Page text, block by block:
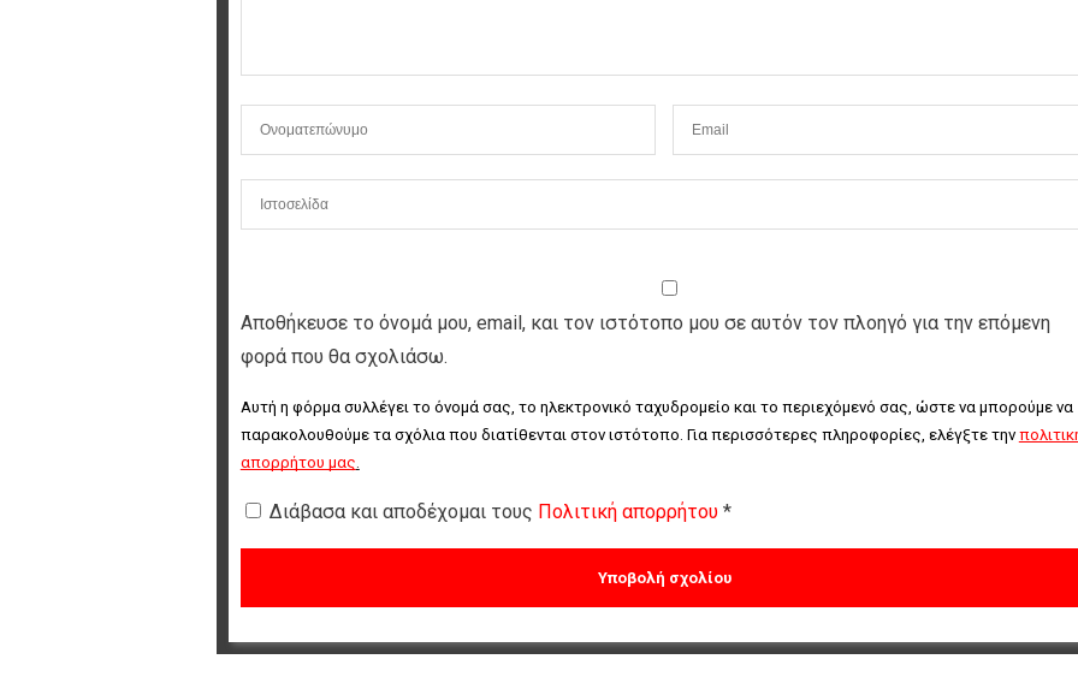
Αποθήκευσε το όνομά μου, email, και τον ιστότοπο μου σε αυτόν τον πλοηγό για την επόμενη
φορά που θα σχολιάσω.
Αυτή η φόρμα συλλέγει το όνομά σας, το ηλεκτρονικό ταχυδρομείο και το περιεχόμενό σας, ώστε να μπορούμε να
παρακολουθούμε τα σχόλια που διατίθενται στον ιστότοπο. Για περισσότερες πληροφορίες, ελέγξτε την
απορρήτου μας
Διάβασα και αποδέχομαι τους Πολιτική απορρήτου *